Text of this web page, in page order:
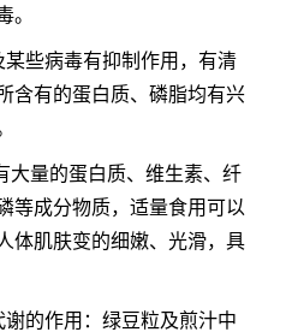
。
些病毒有抑制作用，有清
含有的蛋白质、磷脂均有兴
大量的蛋白质、维生素、纤
等成分物质，适量食用可以
体肌肤变的细嫩、光滑，具
的作用：绿豆粒及煎汁中